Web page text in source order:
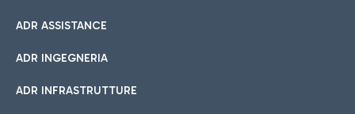
ADR ASSISTANCE
ADR INGEGNERIA
ADR INFRASTRUTTURE